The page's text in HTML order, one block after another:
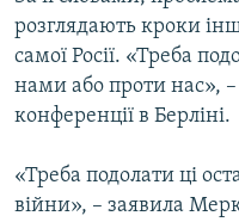
розглядають кроки
самої Росії. «Треба
нами або проти нас»,
конференції в Берліні.
«Треба подолати ці
війни», – заявила